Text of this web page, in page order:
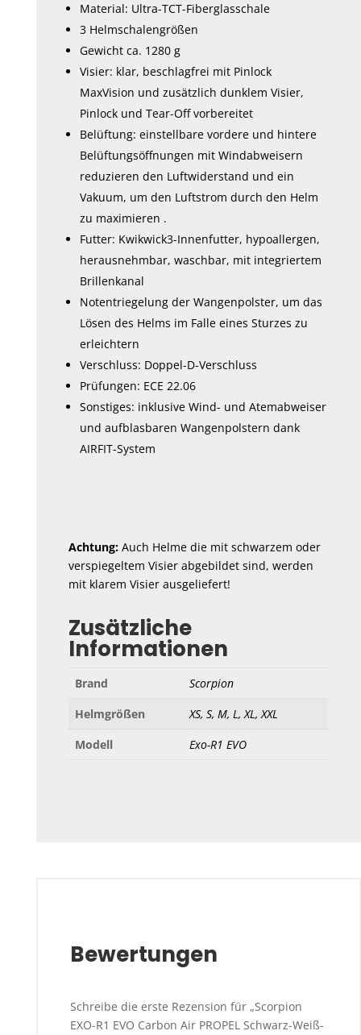
Material: Ultra-TCT-Fiberglasschale
3 Helmschalengrößen
Gewicht ca. 1280 g
Visier: klar, beschlagfrei mit Pinlock
MaxVision und zusätzlich dunklem Visier,
Pinlock und Tear-Off vorbereitet
Belüftung: einstellbare vordere und hintere
Belüftungsöffnungen mit Windabweisern
reduzieren den Luftwiderstand und ein
Vakuum, um den Luftstrom durch den Helm
zu maximieren .
Futter: Kwikwick3-Innenfutter, hypoallergen,
herausnehmbar, waschbar, mit integriertem
Brillenkanal
Notentriegelung der Wangenpolster, um das
Lösen des Helms im Falle eines Sturzes zu
erleichtern
Verschluss: Doppel-D-Verschluss
Prüfungen: ECE 22.06
Sonstiges: inklusive Wind- und Atemabweiser
und aufblasbaren Wangenpolstern dank
AIRFIT-System
Achtung: Auch Helme die mit schwarzem oder
verspiegeltem Visier abgebildet sind, werden
mit klarem Visier ausgeliefert!
Zusätzliche
Informationen
Brand
Scorpion
Helmgrößen
XS, S, M, L, XL, XXL
Modell
Exo-R1 EVO
Bewertungen
Schreibe die erste Rezension für „Scorpion
EXO-R1 EVO Carbon Air PROPEL Schwarz-Weiß-